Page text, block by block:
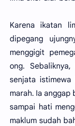
Karena ikatan
dipegang
menggigit
ong.
senjata
marah. Ia anggap
sampai hati
maklum sudah